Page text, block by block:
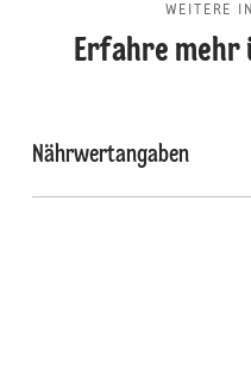
WEITERE
Erfahre mehr
Nährwertangaben